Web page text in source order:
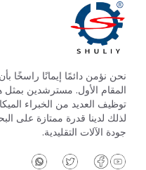
نحن نؤمن دائمًا إيمانًا راسخًا
المقام الأول. مسترشدين بمثل
توظيف العديد من الخبراء
لذلك لدينا قدرة ممتازة على
جودة الآلات التقليدية.